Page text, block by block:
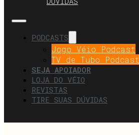
PODCASTS
Jogo Véio Podcast
TV de Tubo Podcast
SEJA APOIADOR
LOJA DO VÉIO
REVISTAS
TIRE SUAS DÚVIDAS